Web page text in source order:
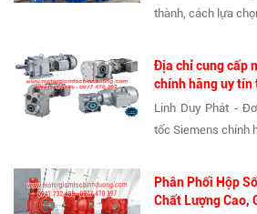
thành, cách lựa
Địa chỉ cung cấp
chính hãng uy tín
Linh Duy Phát -
tốc Siemens chính
Phân Phối Hộp
Chất Lượng Cao,